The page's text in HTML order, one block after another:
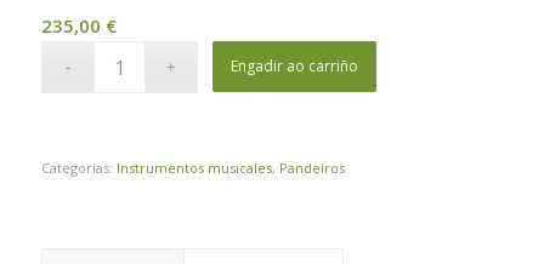
235,00 €
Engadir ao carriño
Categorías: Instrumentos musicales, Pandeiros